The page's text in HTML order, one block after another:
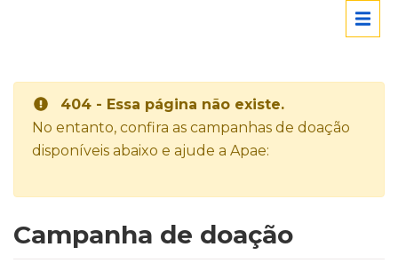
404 - Essa página não existe.
No entanto, confira as campanhas de doação
disponíveis abaixo e ajude a Apae:
Campanha de doação